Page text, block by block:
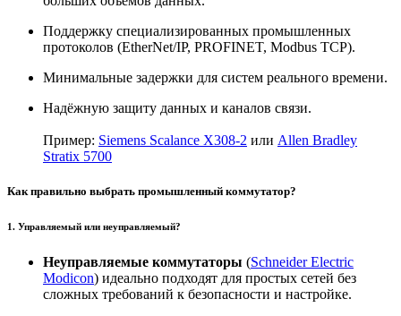
Поддержку специализированных промышленных
протоколов (EtherNet/IP, PROFINET, Modbus TCP).
Минимальные задержки для систем реального времени.
Надёжную защиту данных и каналов связи.
Пример: Siemens Scalance X308-2 или Allen Bradley
Stratix 5700
Как правильно выбрать промышленный коммутатор?
1. Управляемый или неуправляемый?
Неуправляемые коммутаторы (Schneider Electric
Modicon) идеально подходят для простых сетей без
сложных требований к безопасности и настройке.